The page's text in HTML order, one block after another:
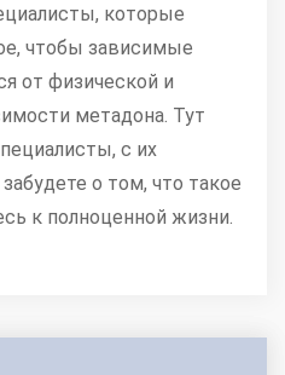
которые
чтобы зависимые
от физической и
метадона. Тут
с их
о том, что такое
к полноценной жизни.